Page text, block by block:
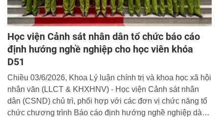
Học viện Cảnh sát nhân dân tổ chức báo cáo
định hướng nghề nghiệp cho học viên khóa
D51
Chiều 03/6/2026, Khoa Lý luận chính trị và khoa học xã hội
nhân văn (LLCT & KHXHNV) - Học viện Cảnh sát nhân
dân (CSND) chủ trì, phối hợp với các đơn vị chức năng tổ
chức chương trình Báo cáo định hướng nghề nghiệp dành